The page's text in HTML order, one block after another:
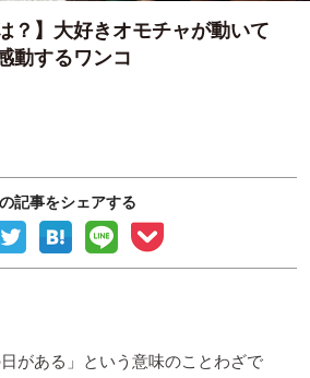
？】大好きオモチャが動いて
動するワンコ
記事をシェアする
日がある」という意味のことわざで